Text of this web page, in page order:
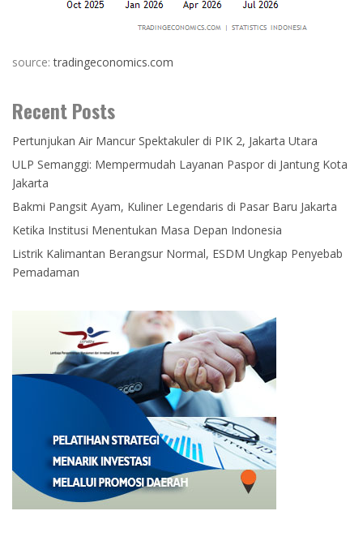
source:tradingeconomics.com
Recent Posts
Pertunjukan Air Mancur Spektakuler di PIK 2, Jakarta Utara
ULP Semanggi: Mempermudah Layanan Paspor di Jantung Kota
Jakarta
Bakmi Pangsit Ayam, Kuliner Legendaris di Pasar Baru Jakarta
Ketika Institusi Menentukan Masa Depan Indonesia
Listrik Kalimantan Berangsur Normal, ESDM Ungkap Penyebab
Pemadaman